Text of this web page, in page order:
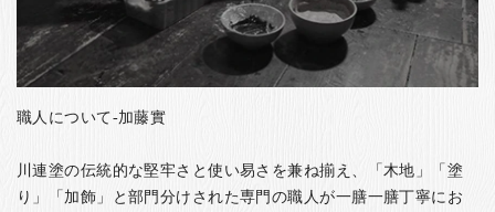
職人について-加藤實
川連塗の伝統的な堅牢さと使い易さを兼ね揃え、「木地」「塗
り」「加飾」と部門分けされた専門の職人が一膳一膳丁寧にお